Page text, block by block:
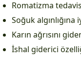
Romatizma
Soğuk algınlığına
Karın ağrısını
İshal giderici